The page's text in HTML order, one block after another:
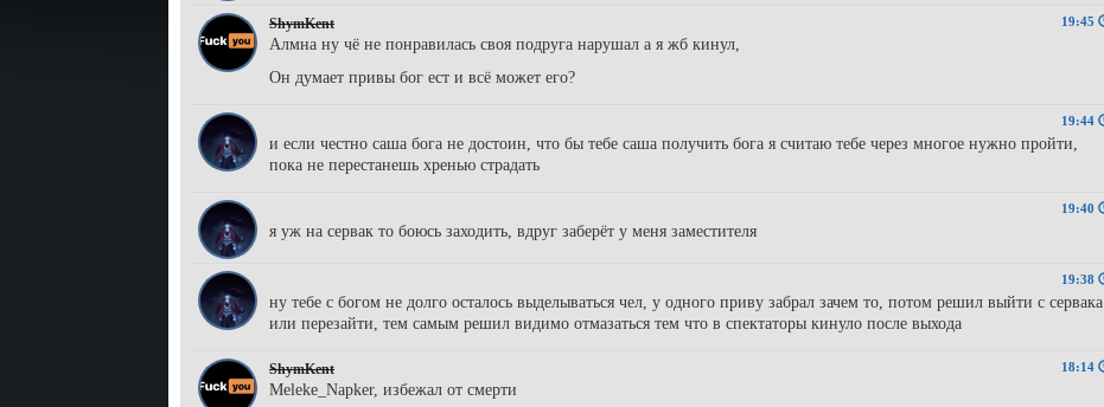
ShymKent 19:45
Алмна ну чё не понравилась своя подруга нарушал а я жб кинул,
Он думает привы бог ест и всё может его?
19:44
и если честно саша бога не достоин, что бы тебе саша получить бога я считаю тебе через многое нужно пройти,
пока не перестанешь хренью страдать
19:40
я уж на сервак то боюсь заходить, вдруг заберёт у меня заместителя
19:38
ну тебе с богом не долго осталось выделываться чел, у одного приву забрал зачем то, потом решил выйти с сервака
или перезайти, тем самым решил видимо отмазаться тем что в спектаторы кинуло после выхода
ShymKent 18:14
Meleke_Napker, избежал от смерти